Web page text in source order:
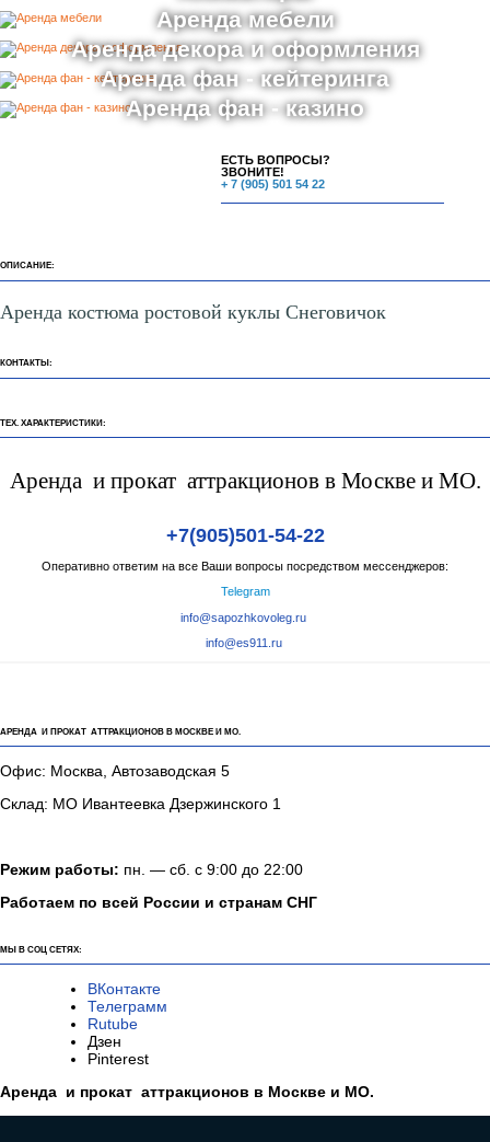
Аренда мебели
Аренда декора и оформления
Аренда фан - кейтеринга
Аренда фан - казино
ЕСТЬ ВОПРОСЫ?
ЗВОНИТЕ!
+ 7 (905) 501 54 22
ОПИСАНИЕ:
Аренда костюма ростовой куклы Снеговичок
КОНТАКТЫ:
ТЕХ. ХАРАКТЕРИСТИКИ:
Аренда и прокат аттракционов в Москве и МО.
+7(905)501-54-22
Оперативно ответим на все Ваши вопросы посредством мессенджеров:
Telegram
info@sapozhkovoleg.ru
info@es911.ru
АРЕНДА И ПРОКАТ АТТРАКЦИОНОВ В МОСКВЕ И МО.
Офис: Москва, Автозаводская 5
Склад: МО Ивантеевка Дзержинского 1
Режим работы: пн. — сб. с 9:00 до 22:00
Работаем по всей России и странам СНГ
МЫ В СОЦ СЕТЯХ:
ВКонтакте
Телеграмм
Rutube
Дзен
Pinterest
Аренда и прокат аттракционов в Москве и МО.